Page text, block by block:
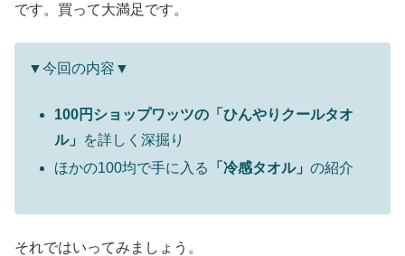
です。買って大満足です。
▼今回の内容▼
100円ショップワッツの「ひんやりクールタオ
ル」
を詳しく深掘り
ほかの100均で手に入る
「冷感タオル」の紹介
それではいってみましょう。